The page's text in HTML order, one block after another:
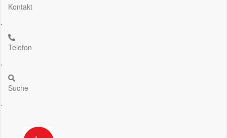
Kontakt
.
Telefon
.
Suche
.